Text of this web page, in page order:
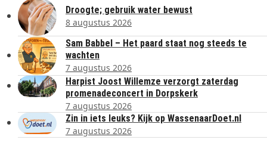
Droogte; gebruik water bewust
8 augustus 2026
Sam Babbel – Het paard staat nog steeds te
wachten
7 augustus 2026
Harpist Joost Willemze verzorgt zaterdag
promenadeconcert in Dorpskerk
7 augustus 2026
Zin in iets leuks? Kijk op WassenaarDoet.nl
7 augustus 2026